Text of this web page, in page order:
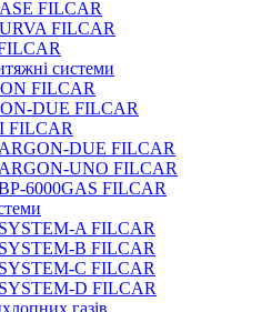
FILCAR
FILCAR
системи
FILCAR
DUE FILCAR
FILCAR
DUE FILCAR
UNO FILCAR
6000GAS FILCAR
A FILCAR
B FILCAR
C FILCAR
D FILCAR
газів